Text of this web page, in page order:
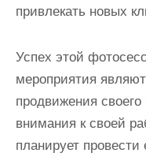
привлекать новых
Успех этой
мероприятия
продвижения
внимания к своей
планирует